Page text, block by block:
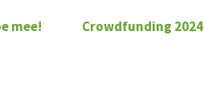
mee! Crowdfunding 2024